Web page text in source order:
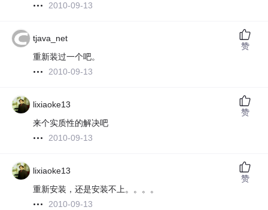
2010-09-13
tjava_net
重新装过一个吧。
2010-09-13
赞
lixiaoke13
来个实质性的解决吧
2010-09-13
赞
lixiaoke13
重新安装，还是安装不上。。。。
2010-09-13
赞